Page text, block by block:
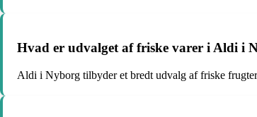
Hvad er udvalget af friske varer i Aldi i
Aldi i Nyborg tilbyder et bredt udvalg af friske